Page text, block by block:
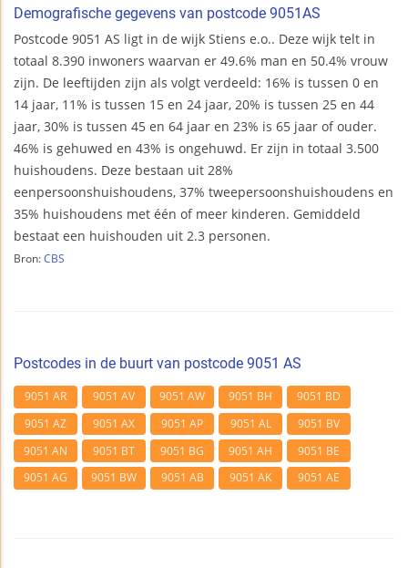
Demografische gegevens van postcode 9051AS
Postcode 9051 AS ligt in de wijk Stiens e.o.. Deze wijk telt in
totaal 8.390 inwoners waarvan er 49.6% man en 50.4% vrouw
zijn. De leeftijden zijn als volgt verdeeld: 16% is tussen 0 en
14 jaar, 11% is tussen 15 en 24 jaar, 20% is tussen 25 en 44
jaar, 30% is tussen 45 en 64 jaar en 23% is 65 jaar of ouder.
46% is gehuwed en 43% is ongehuwd. Er zijn in totaal 3.500
huishoudens. Deze bestaan uit 28%
eenpersoonshuishoudens, 37% tweepersoonshuishoudens en
35% huishoudens met één of meer kinderen. Gemiddeld
bestaat een huishouden uit 2.3 personen.
Bron: CBS
Postcodes in de buurt van postcode 9051 AS
9051 AR 9051 AV 9051 AW 9051 BH
9051 BD
9051 AZ
9051 AX 9051 AP 9051 AL
9051 BV
9051 AN
9051 BT 9051 BG 9051 AH
9051 BE
9051 AG
9051 BW 9051 AB 9051 AK 9051 AE